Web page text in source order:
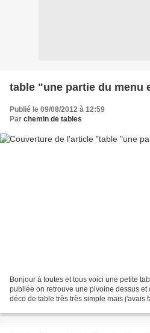
table "une partie du menu
Publié le 09/08/2012 à 12:59
Par chemin de tables
Bonjour à toutes et tous voici une petite
publiée on retrouve une pivoine dessus
déco de table très très simple mais j'avais